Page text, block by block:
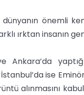
önemli
ırktan insanın
Ankara’da
ise
alınmasını